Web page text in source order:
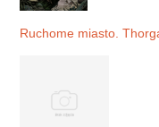
Ruchome miasto.